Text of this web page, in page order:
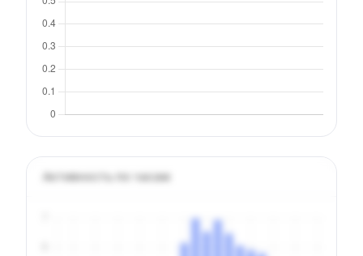
Активность по часам